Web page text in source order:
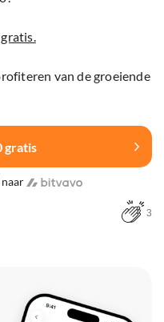
van de groeiende
gratis
3